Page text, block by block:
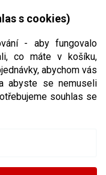
s cookies)
- aby fungovalo
co máte v košíku,
abychom vás
abyste se nemuseli
souhlas se
NÁKUPNÍ
110 SR